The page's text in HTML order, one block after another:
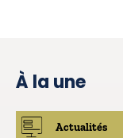
À la une
Actualités